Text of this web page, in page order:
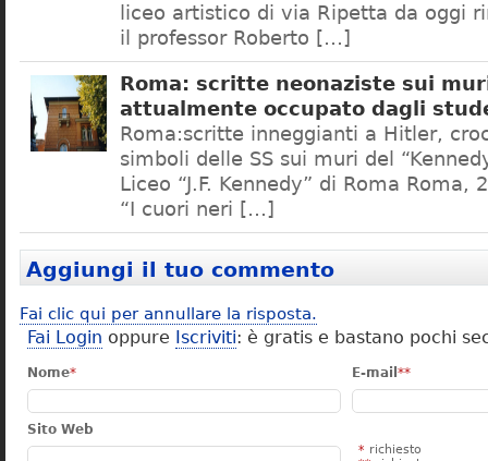
liceo artistico di via Ripetta da oggi
il professor Roberto […]
Roma: scritte neonaziste sui
attualmente occupato dagli
Roma:scritte inneggianti a Hitler,
simboli delle SS sui muri del
Liceo “J.F. Kennedy” di Roma Roma,
“I cuori neri […]
Aggiungi il tuo commento
Fai clic qui per annullare la risposta.
Fai Login oppure Iscriviti: è gratis e bastano pochi
Nome* E-mail **
Sito Web
* richiesto